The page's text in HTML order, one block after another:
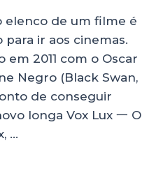
elenco de um filme é
ir aos cinemas.
em 2011 com o Oscar
Negro (Black Swan,
de conseguir
longa Vox Lux 一 O
…